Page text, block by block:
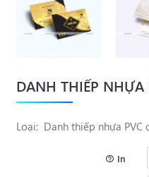
DANH THIẾP NHỰA
Loại: Danh thiếp nhựa PVC
In